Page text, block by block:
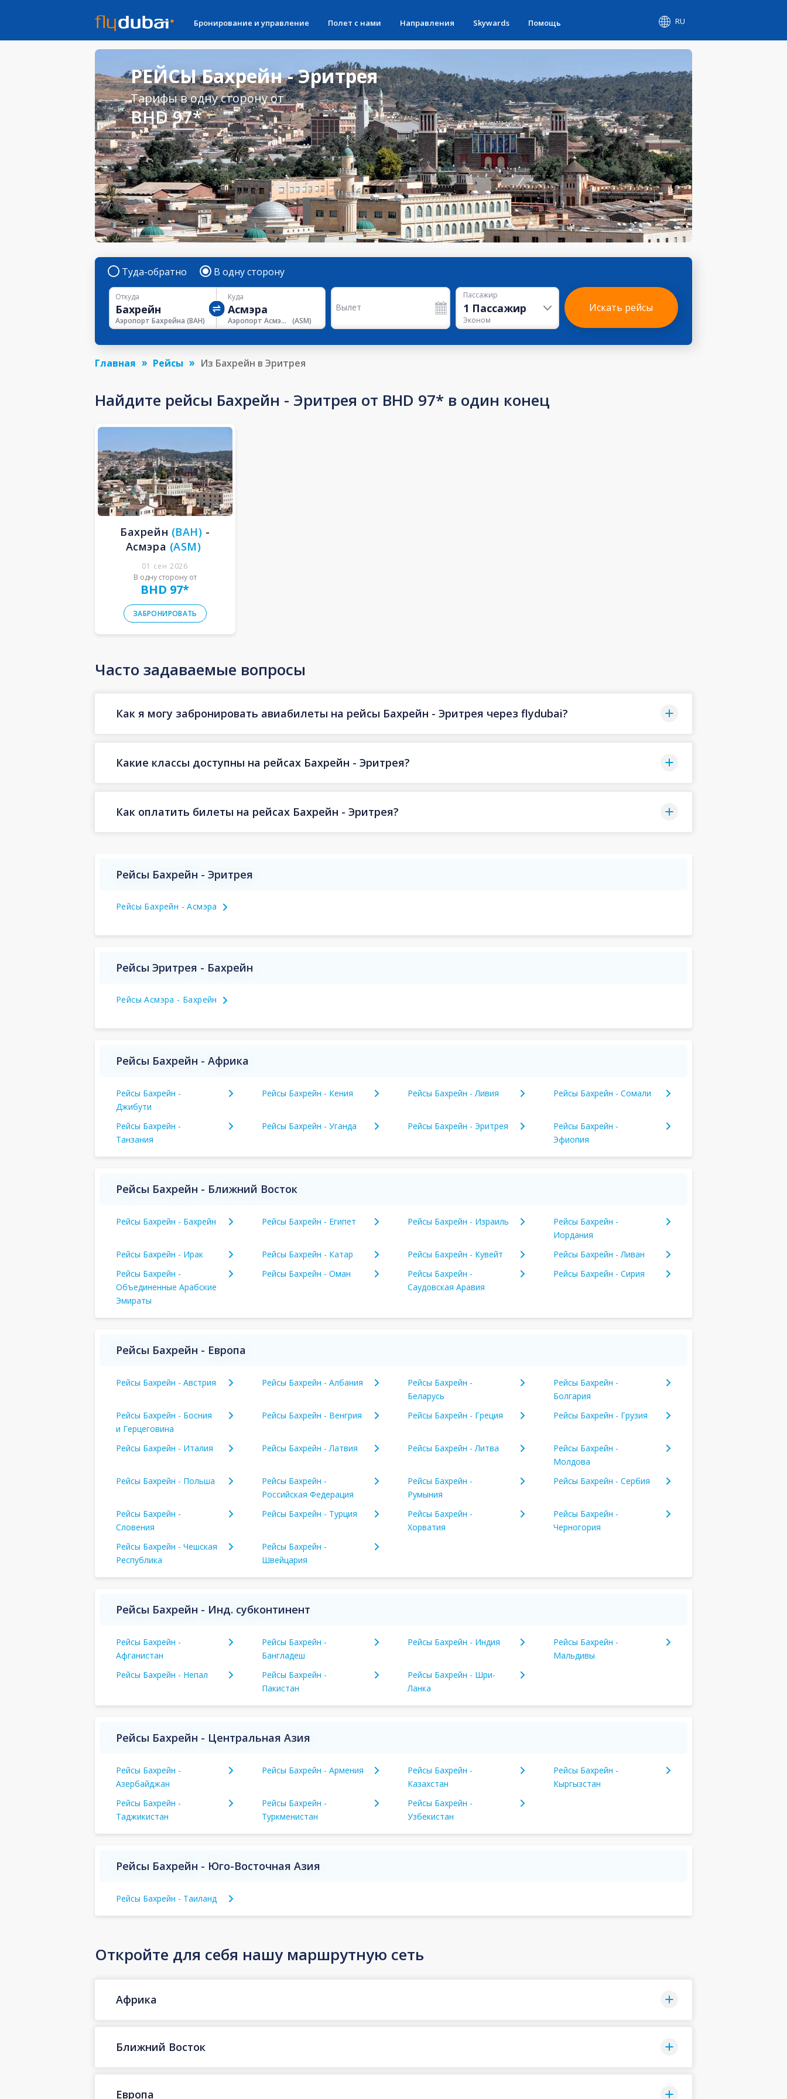
Бронирование и управление Полет с нами Направления Skywards Помощь RU
РЕЙСЫ Бахрейн - Эритрея
Тарифы в одну сторону от
BHD 97*
Туда-обратно В одну сторону
Откуда
Аэропорт Бахрейна (BAH)
Куда
Аэропорт Асмэры (ASM)
Вылет
Пассажир
1 Пассажир
Эконом
Искать рейсы
Главная Рейсы Из Бахрейн в Эритрея
Найдите рейсы Бахрейн - Эритрея от BHD 97* в один конец
Бахрейн (BAH) -
Асмэра (ASM)
01 сен 2026
В одну сторону от
BHD 97*
ЗАБРОНИРОВАТЬ
Часто задаваемые вопросы
Как я могу забронировать авиабилеты на рейсы Бахрейн - Эритрея через flydubai?
Какие классы доступны на рейсах Бахрейн - Эритрея?
Как оплатить билеты на рейсах Бахрейн - Эритрея?
Рейсы Бахрейн - Эритрея
Рейсы Бахрейн - Асмэра
Рейсы Эритрея - Бахрейн
Рейсы Асмэра - Бахрейн
Рейсы Бахрейн - Африка
Рейсы Бахрейн -
Джибути
Рейсы Бахрейн - Кения Рейсы Бахрейн - Ливия Рейсы Бахрейн - Сомали
Рейсы Бахрейн -
Танзания
Рейсы Бахрейн - Уганда Рейсы Бахрейн - Эритрея
Рейсы Бахрейн -
Эфиопия
Рейсы Бахрейн - Ближний Восток
Рейсы Бахрейн - Бахрейн Рейсы Бахрейн - Египет Рейсы Бахрейн - Израиль
Рейсы Бахрейн -
Иордания
Рейсы Бахрейн - Ирак
Рейсы Бахрейн - Катар Рейсы Бахрейн - Кувейт
Рейсы Бахрейн - Ливан
Рейсы Бахрейн -
Объединенные Арабские
Эмираты
Рейсы Бахрейн - Оман
Рейсы Бахрейн -
Саудовская Аравия
Рейсы Бахрейн - Сирия
Рейсы Бахрейн - Европа
Рейсы Бахрейн - Австрия Рейсы Бахрейн - Албания
Рейсы Бахрейн -
Беларусь
Рейсы Бахрейн -
Болгария
Рейсы Бахрейн - Босния
и Герцеговина
Рейсы Бахрейн - Венгрия Рейсы Бахрейн - Греция Рейсы Бахрейн - Грузия
Рейсы Бахрейн - Италия Рейсы Бахрейн - Латвия Рейсы Бахрейн - Литва
Рейсы Бахрейн -
Молдова
Рейсы Бахрейн - Польша
Рейсы Бахрейн -
Российская Федерация
Рейсы Бахрейн -
Румыния
Рейсы Бахрейн - Сербия
Рейсы Бахрейн -
Словения
Рейсы Бахрейн - Турция
Рейсы Бахрейн -
Хорватия
Рейсы Бахрейн -
Черногория
Рейсы Бахрейн - Чешская
Республика
Рейсы Бахрейн -
Швейцария
Рейсы Бахрейн - Инд. субконтинент
Рейсы Бахрейн -
Афганистан
Рейсы Бахрейн -
Бангладеш
Рейсы Бахрейн - Индия
Рейсы Бахрейн -
Мальдивы
Рейсы Бахрейн - Непал
Рейсы Бахрейн -
Пакистан
Рейсы Бахрейн - Шри-
Ланка
Рейсы Бахрейн - Центральная Азия
Рейсы Бахрейн -
Азербайджан
Рейсы Бахрейн - Армения
Рейсы Бахрейн -
Казахстан
Рейсы Бахрейн -
Кыргызстан
Рейсы Бахрейн -
Таджикистан
Рейсы Бахрейн -
Туркменистан
Рейсы Бахрейн -
Узбекистан
Рейсы Бахрейн - Юго-Восточная Азия
Рейсы Бахрейн - Таиланд
Откройте для себя нашу маршрутную сеть
Африка
Ближний Восток
Европа